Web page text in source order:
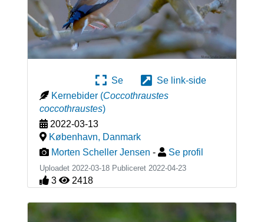
Se
Se link-side
Kernebider (Coccothraustes
coccothraustes)
2022-03-13
København, Danmark
Morten Scheller Jensen - Se profil
Uploadet 2022-03-18 Publiceret 2022-04-23
3 2418